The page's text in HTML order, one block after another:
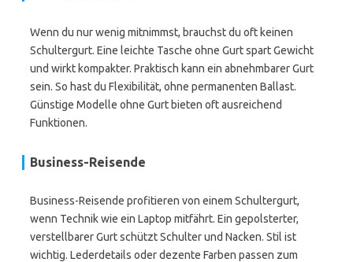
Wenn du nur wenig mitnimmst, brauchst du oft keinen
Schultergurt. Eine leichte Tasche ohne Gurt spart Gewicht
und wirkt kompakter. Praktisch kann ein abnehmbarer Gurt
sein. So hast du Flexibilität, ohne permanenten Ballast.
Günstige Modelle ohne Gurt bieten oft ausreichend
Funktionen.
Business-Reisende
Business-Reisende profitieren von einem Schultergurt,
wenn Technik wie ein Laptop mitfährt. Ein gepolsterter,
verstellbarer Gurt schützt Schulter und Nacken. Stil ist
wichtig. Lederdetails oder dezente Farben passen zum